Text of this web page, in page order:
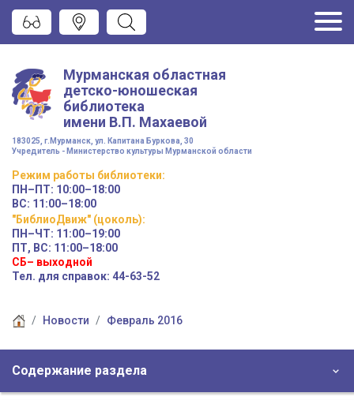
Мурманская областная
детско-юношеская
библиотека
имени В.П. Махаевой
183025, г.Мурманск, ул. Капитана Буркова, 30
Учредитель - Министерство культуры Мурманской области
Режим работы библиотеки:
ПН–ПТ: 10:00–18:00
ВС: 11:00–18:00
"БиблиоДвиж" (цоколь):
ПН–ЧТ: 11:00–19:00
ПТ, ВС: 11:00–18:00
СБ– выходной
Тел. для справок: 44-63-52
Новости Февраль 2016
Содержание раздела